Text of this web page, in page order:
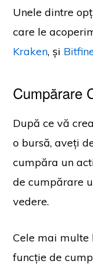
Unele dintre
care le
Kraken, și
Cumpărare
După ce vă
o bursă, aveți
cumpăra un
de cumpărare
vedere.
Cele mai multe
funcție de